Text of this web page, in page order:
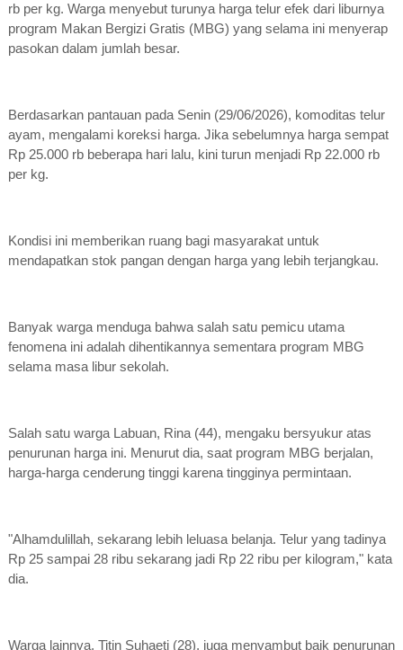
rb per kg. Warga menyebut turunya harga telur efek dari liburnya
program Makan Bergizi Gratis (MBG) yang selama ini menyerap
pasokan dalam jumlah besar.
Berdasarkan pantauan pada Senin (29/06/2026), komoditas telur
ayam, mengalami koreksi harga. Jika sebelumnya harga sempat
Rp 25.000 rb beberapa hari lalu, kini turun menjadi Rp 22.000 rb
per kg.
Kondisi ini memberikan ruang bagi masyarakat untuk
mendapatkan stok pangan dengan harga yang lebih terjangkau.
Banyak warga menduga bahwa salah satu pemicu utama
fenomena ini adalah dihentikannya sementara program MBG
selama masa libur sekolah.
Salah satu warga Labuan, Rina (44), mengaku bersyukur atas
penurunan harga ini. Menurut dia, saat program MBG berjalan,
harga-harga cenderung tinggi karena tingginya permintaan.
"Alhamdulillah, sekarang lebih leluasa belanja. Telur yang tadinya
Rp 25 sampai 28 ribu sekarang jadi Rp 22 ribu per kilogram," kata
dia.
Warga lainnya, Titin Suhaeti (28), juga menyambut baik penurunan